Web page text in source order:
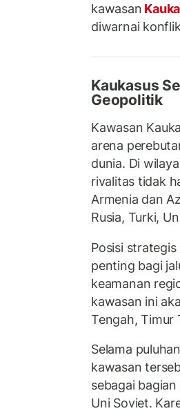
kawasan
diwarnai
Kaukasus
Geopolitik
Kawasan
arena
dunia. Di
rivalitas tidak
Armenia dan
Rusia, Turki,
Posisi
penting bagi
keamanan
kawasan ini
Tengah, Timur
Selama
kawasan
sebagai
Uni Soviet.